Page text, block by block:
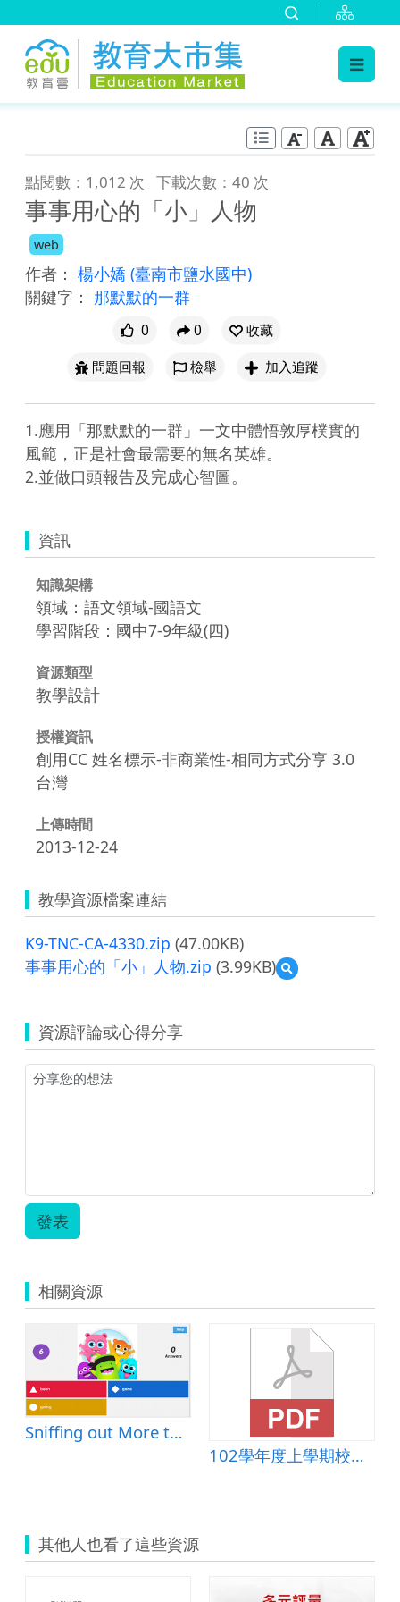
點閱數：1,012 次 下載次數：40 次
事事用心的「小」人物
web
作者： 楊小嬌 (臺南市鹽水國中)
關鍵字： 那默默的一群
0 0
收藏
問題回報
檢舉 加入追蹤
1.應用「那默默的一群」一文中體悟敦厚樸實的
風範，正是社會最需要的無名英雄。
2.並做口頭報告及完成心智圖。
資訊
知識架構
領域：語文領域-國語文
學習階段：國中7-9年級(四)
資源類型
教學設計
授權資訊
創用CC 姓名標示-非商業性-相同方式分享 3.0
台灣
上傳時間
2013-12-24
教學資源檔案連結
K9-TNC-CA-4330.zip (47.00KB)
事事用心的「小」人物.zip (3.99KB)
預
覽
心
的
資源評論或心得分享
發表
相關資源
Sniffing out More than
102學年度上學期校外教學手冊
其他人也看了這些資源